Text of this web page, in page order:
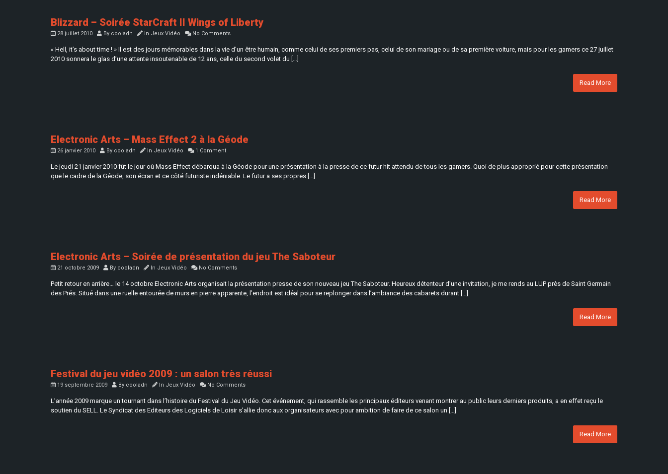
Blizzard – Soirée StarCraft II Wings of Liberty
28 juillet 2010 By cooladn In Jeux Vidéo No Comments
« Hell, it’s about time ! » Il est des jours mémorables dans la vie d’un être humain, comme celui de ses premiers pas, celui de son mariage ou de sa première voiture, mais pour les gamers ce 27 juillet
2010 sonnera le glas d’une attente insoutenable de 12 ans, celle du second volet du […]
Read More
Electronic Arts – Mass Effect 2 à la Géode
26 janvier 2010 By cooladn In Jeux Vidéo 1 Comment
Le jeudi 21 janvier 2010 fût le jour où Mass Effect débarqua à la Géode pour une présentation à la presse de ce futur hit attendu de tous les gamers. Quoi de plus approprié pour cette présentation
que le cadre de la Géode, son écran et ce côté futuriste indéniable. Le futur a ses propres […]
Read More
Electronic Arts – Soirée de présentation du jeu The Saboteur
21 octobre 2009 By cooladn In Jeux Vidéo No Comments
Petit retour en arrière… le 14 octobre Electronic Arts organisait la présentation presse de son nouveau jeu The Saboteur. Heureux détenteur d’une invitation, je me rends au LUP près de Saint Germain
des Prés. Situé dans une ruelle entourée de murs en pierre apparente, l’endroit est idéal pour se replonger dans l’ambiance des cabarets durant […]
Read More
Festival du jeu vidéo 2009 : un salon très réussi
19 septembre 2009 By cooladn In Jeux Vidéo No Comments
L’année 2009 marque un tournant dans l’histoire du Festival du Jeu Vidéo. Cet événement, qui rassemble les principaux éditeurs venant montrer au public leurs derniers produits, a en effet reçu le
soutien du SELL. Le Syndicat des Editeurs des Logiciels de Loisir s’allie donc aux organisateurs avec pour ambition de faire de ce salon un […]
Read More